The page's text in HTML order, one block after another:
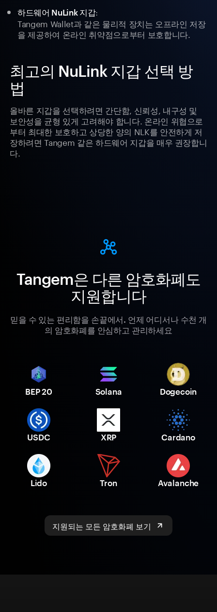
하드웨어 NuLink 지갑:
Tangem Wallet과 같은 물리적 장치는 오프라인 저장
을 제공하여 온라인 취약점으로부터 보호합니다.
최고의 NuLink 지갑 선택 방
법
올바른 지갑을 선택하려면 간단함, 신뢰성, 내구성 및
보안성을 균형 있게 고려해야 합니다. 온라인 위협으로
부터 최대한 보호하고 상당한 양의 NLK를 안전하게 저
장하려면 Tangem 같은 하드웨어 지갑을 매우 권장합니
다.
Tangem은 다른 암호화폐도
지원합니다
믿을 수 있는 편리함을 손끝에서. 언제 어디서나 수천 개
의 암호화폐를 안심하고 관리하세요
BEP 20 Solana Dogecoin
USDC XRP Cardano
Lido Tron Avalanche
지원되는 모든 암호화폐 보기